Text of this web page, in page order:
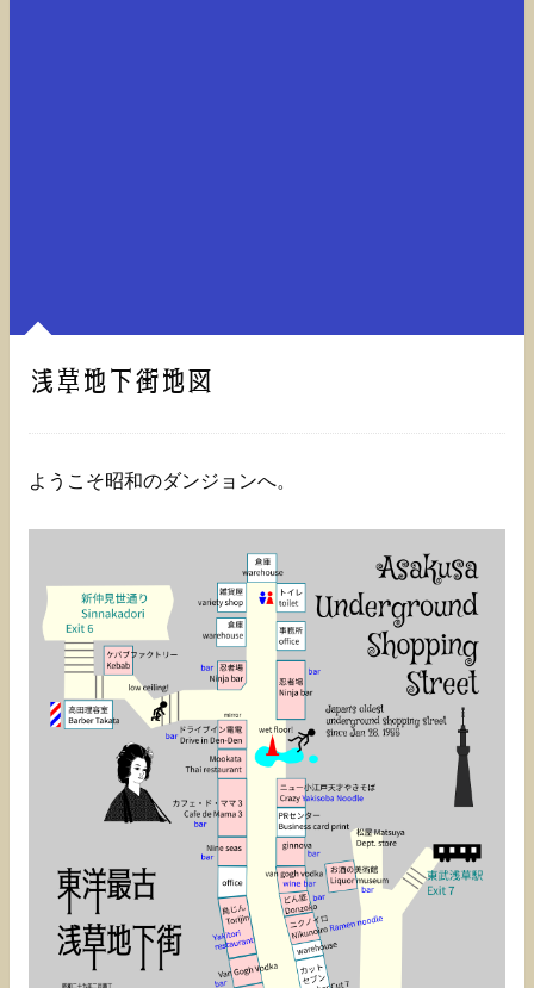
浅草地下街地図
ようこそ昭和のダンジョンへ。